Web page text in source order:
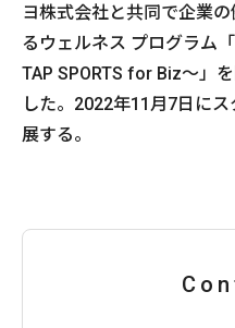
ヨ株式会社と共同で企業
るウェルネス プログラム
TAP SPORTS for Biz〜」
した。2022年11月7日に
展する。